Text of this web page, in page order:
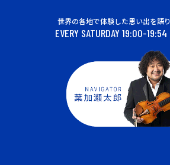
世界の各地で体験した思い出を語
EVERY SATURDAY 19:00-